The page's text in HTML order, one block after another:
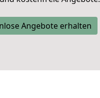
Angebote erhalten